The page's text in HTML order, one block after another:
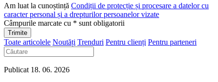
Am luat la cunoștință Condiții de protecție și procesare a datelor cu
caracter personal și a drepturilor persoanelor vizate
Câmpurile marcate cu * sunt obligatorii
Toate articolele Noutăți Trenduri Pentru clienți Pentru parteneri
Publicat 18. 06. 2026